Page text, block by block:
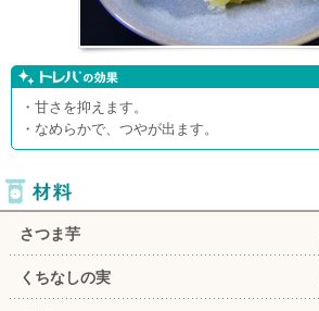
・甘さを抑えます。
・なめらかで、つやが出ます。
さつま芋
くちなしの実